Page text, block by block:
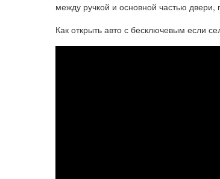
между ручкой и основной частью двери,
Как открыть авто с бесключевым если